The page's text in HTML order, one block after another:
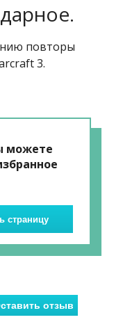
повторы
3.
можете
страницу